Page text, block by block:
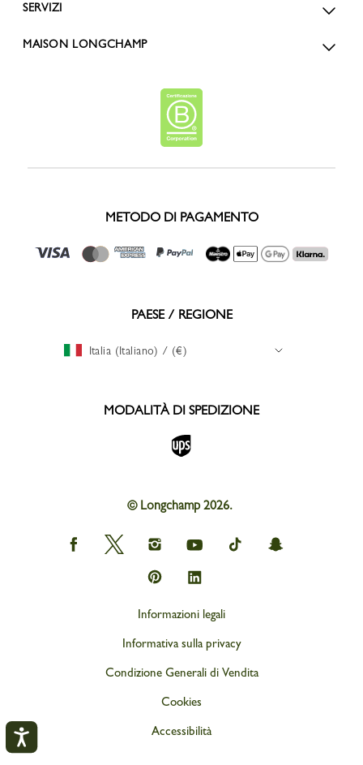
SERVIZI
MAISON LONGCHAMP
METODO DI PAGAMENTO
PAESE / REGIONE
Italia (Italiano) / (€)
MODALITÀ DI SPEDIZIONE
© Longchamp 2026.
Longchamp
on
Longchamp
on
Longchamp
on
Instagram
Longchamp
on
youtube
Longchamp
on
Longchamp
on
Longchamp
on
Longchamp
on
Informazioni legali
Informativa sulla privacy
Condizione Generali di Vendita
Cookies
Accessibilità